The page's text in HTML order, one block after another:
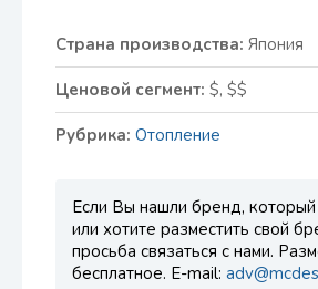
Страна производства: Япония
Ценовой сегмент: $, $$
Рубрика: Отопление
Если Вы нашли бренд, который
или хотите разместить свой
просьба связаться с нами.
бесплатное. E-mail: